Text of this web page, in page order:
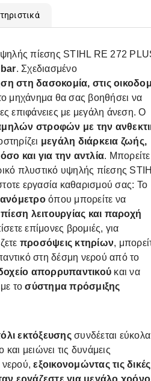
πίεσης STIHL RE 272
. Σχεδιασμένο
στη δασοκομία, στις
μηχάνημα θα σας βοηθήσει να
επιφάνειες με μεγάλη άνεση. Ο
στροφών με την
μεγάλη διάρκεια ζωής,
και για την αντλία.
πλυστικό υψηλής πίεσης
εργασία καθαρισμού σας: Το
όπου μπορείτε να
πίεση λειτουργίας και παροχή
επίμονες βρομιές, για
προσόψεις κτηρίων,
στη δέσμη νερού από το
απορρυπαντικού και να
το σύστημα πρόσμιξης
εκτόξευσης συνδέεται εύκολα
μειώνει τις δυνάμεις
εξοικονομώντας τις δικές
εργάζεστε για μεγάλο χρόνο